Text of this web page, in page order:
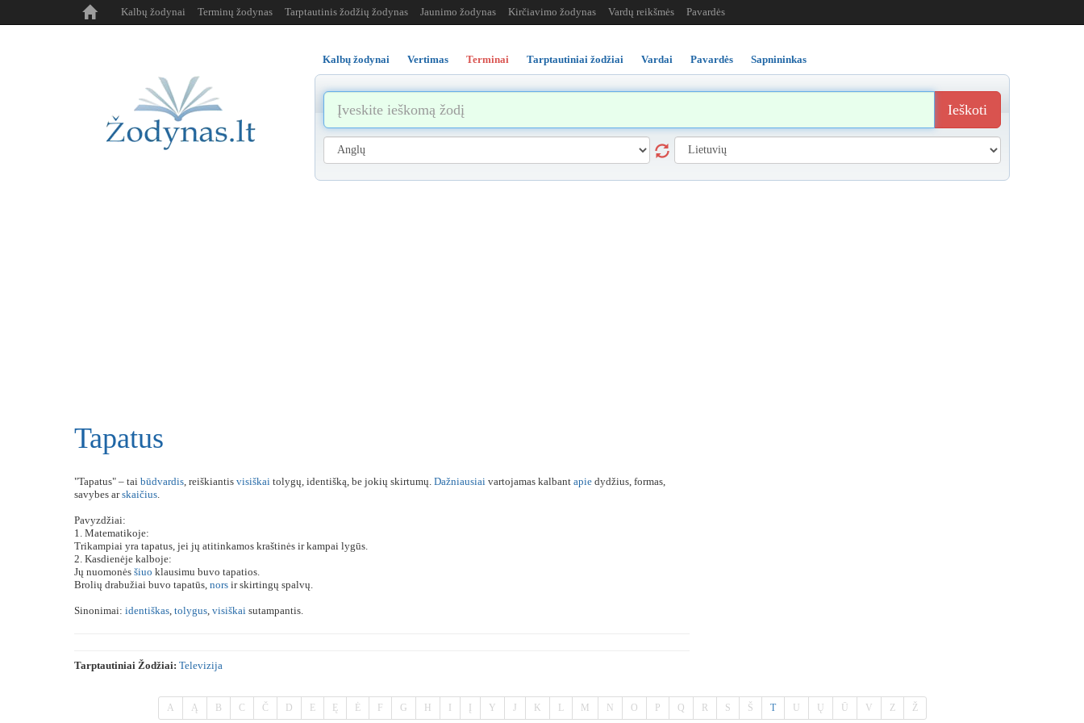
Kalbų žodynai Terminų žodynas Tarptautinis žodžių žodynas Jaunimo žodynas Kirčiavimo žodynas Vardų reikšmės Pavardės
Kalbų žodynai Vertimas Terminai Tarptautiniai žodžiai Vardai Pavardės Sapnininkas
Ieškoti
Tapatus
"Tapatus" – tai būdvardis, reiškiantis visiškai tolygų, identišką, be jokių skirtumų. Dažniausiai vartojamas kalbant apie dydžius, formas,
savybes arskaičius.
Pavyzdžiai:
1. Matematikoje:
Trikampiai yra tapatus, jei jų atitinkamos kraštinės ir kampai lygūs.
2. Kasdienėje kalboje:
Jų nuomonės šiuo klausimu buvo tapatios.
Brolių drabužiai buvo tapatūs, nors ir skirtingų spalvų.
Sinonimai: identiškas, tolygus, visiškai sutampantis.
Tarptautiniai Žodžiai: Televizija
A Ą B C Č D E Ę Ė F G H Y J K L M N O P Q R S Š T U Ų Ū V Z Ž